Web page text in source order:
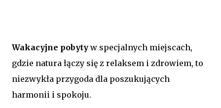
Wakacyjne pobyty w specjalnych miejscach,
gdzie natura łączy się z relaksem i zdrowiem, to
niezwykła przygoda dla poszukujących
harmonii i spokoju.